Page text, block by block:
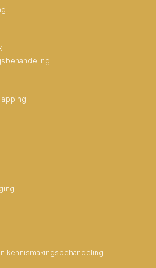
kennismakingsbehandeling